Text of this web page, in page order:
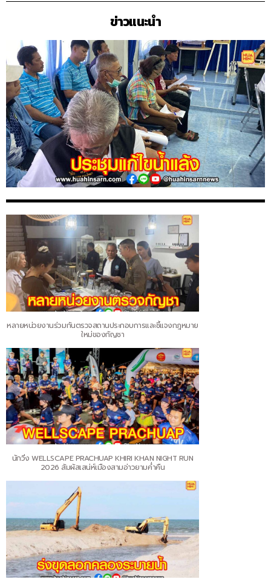
ข่าวแนะนำ
หลายหน่วยงานร่วมกันตรวจสถานประกอบการและชี้แจงกฎหมาย
ใหม่ของกัญชา
นักวิ่ง WELLSCAPE PRACHUAP KHIRI KHAN NIGHT RUN
2026 สัมผัสเสน่ห์เมืองสามอ่าวยามค่ำคืน